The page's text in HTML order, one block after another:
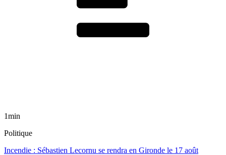
1min
Politique
Incendie : Sébastien Lecornu se rendra en Gironde le 17 août